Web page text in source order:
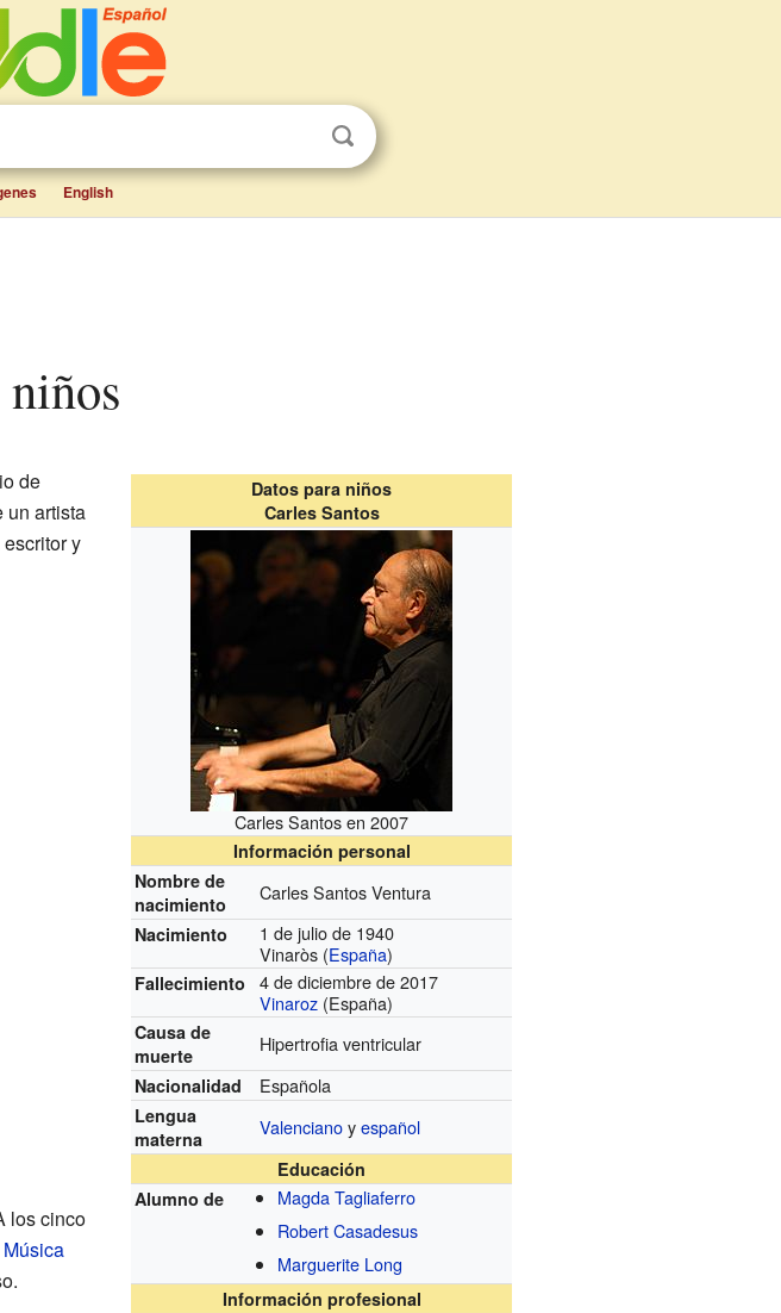
English
niños
Datos para niños
Carles Santos
Carles Santos en 2007
Información personal
Nombre de
nacimiento
Carles Santos Ventura
Nacimiento
1 de julio de 1940
Vinaròs (España)
Fallecimiento
4 de diciembre de 2017
Vinaroz (España)
Causa de
muerte
Hipertrofia ventricular
Nacionalidad Española
Lengua
materna
Valencianoyespañol
Educación
Alumno de
Magda Tagliaferro
Robert Casadesus
Marguerite Long
Información profesional
de
un artista
escritor y
los cinco